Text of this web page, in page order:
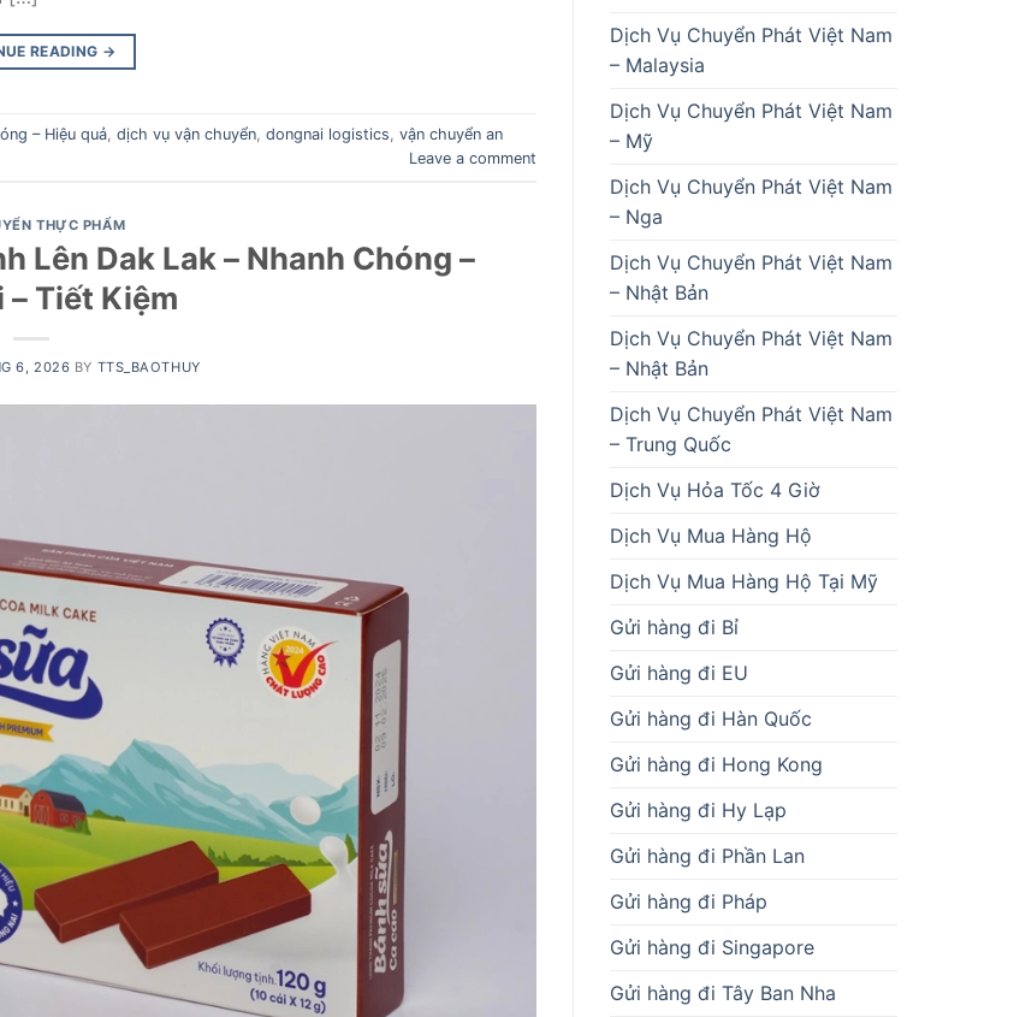
READING →
– Hiệu quả dịch vụ vận chuyển dongnai logistics vận chuyển an
Leave a comment
THỰC PHẨM
Lên Dak Lak – Nhanh Chóng –
– Tiết Kiệm
6, 2026 BY TTS_BAOTHUY
Dịch Vụ Chuyển Phát Việt Nam
– Malaysia
Dịch Vụ Chuyển Phát Việt Nam
– Mỹ
Dịch Vụ Chuyển Phát Việt Nam
– Nga
Dịch Vụ Chuyển Phát Việt Nam
– Nhật Bản
Dịch Vụ Chuyển Phát Việt Nam
– Nhật Bản
Dịch Vụ Chuyển Phát Việt Nam
– Trung Quốc
Dịch Vụ Hỏa Tốc 4 Giờ
Dịch Vụ Mua Hàng Hộ
Dịch Vụ Mua Hàng Hộ Tại Mỹ
Gửi hàng đi Bỉ
Gửi hàng đi EU
Gửi hàng đi Hàn Quốc
Gửi hàng đi Hong Kong
Gửi hàng đi Hy Lạp
Gửi hàng đi Phần Lan
Gửi hàng đi Pháp
Gửi hàng đi Singapore
Gửi hàng đi Tây Ban Nha